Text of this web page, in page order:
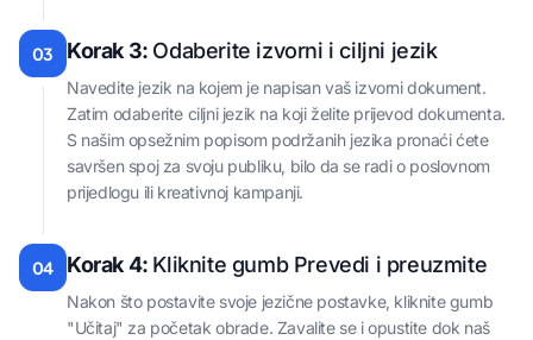
03 Korak 3: Odaberite izvorni i ciljni jezik
Navedite jezik na kojem je napisan vaš izvorni dokument.
Zatim odaberite ciljni jezik na koji želite prijevod dokumenta.
S našim opsežnim popisom podržanih jezika pronaći ćete
savršen spoj za svoju publiku, bilo da se radi o poslovnom
prijedlogu ili kreativnoj kampanji.
04 Korak 4: Kliknite gumb Prevedi i preuzmite
Nakon što postavite svoje jezične postavke, kliknite gumb
"Učitaj" za početak obrade. Zavalite se i opustite dok naš